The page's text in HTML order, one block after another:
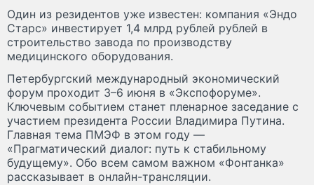
Один из резидентов уже известен: компания «Эндо
Старс» инвестирует 1,4 млрд рублей рублей в
строительство завода по производству
медицинского оборудования.
Петербургский международный экономический
форум проходит 3–6 июня в «Экспофоруме».
Ключевым событием станет пленарное заседание с
участием президента России Владимира Путина.
Главная тема ПМЭФ в этом году —
«Прагматический диалог: путь к стабильному
будущему». Обо всем самом важном «Фонтанка»
рассказывает в онлайн-трансляции.